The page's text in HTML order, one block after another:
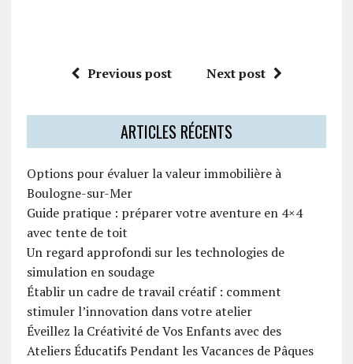
Previous post Next post
ARTICLES RÉCENTS
Options pour évaluer la valeur immobilière à
Boulogne-sur-Mer
Guide pratique : préparer votre aventure en 4×4
avec tente de toit
Un regard approfondi sur les technologies de
simulation en soudage
Établir un cadre de travail créatif : comment
stimuler l’innovation dans votre atelier
Éveillez la Créativité de Vos Enfants avec des
Ateliers Éducatifs Pendant les Vacances de Pâques